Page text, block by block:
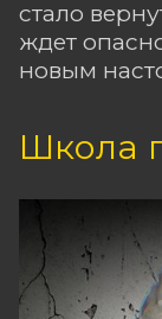
стало
ждет
новым
Школа